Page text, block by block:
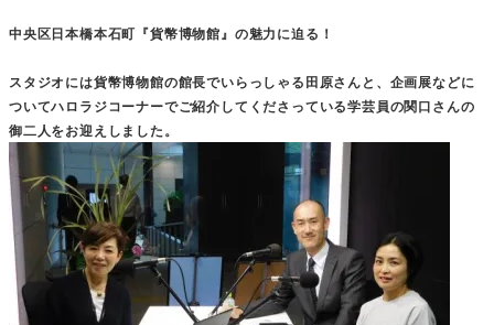
中央区日本橋本石町『貨幣博物館』の魅力に迫る！
スタジオには貨幣博物館の館長でいらっしゃる田原さんと、企画展などに
ついてハロラジコーナーでご紹介してくださっている学芸員の関口さんの
御二人をお迎えしました。